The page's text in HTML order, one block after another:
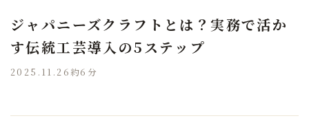
ジャパニーズクラフトとは？実務で活か
す伝統工芸導入の5ステップ
2025.11.26 約6分